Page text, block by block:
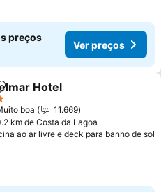
preços
Ver preços
aos favoritos
Hotel
boa
11.669
km de Costa da Lagoa
ao ar livre e deck para banho de sol